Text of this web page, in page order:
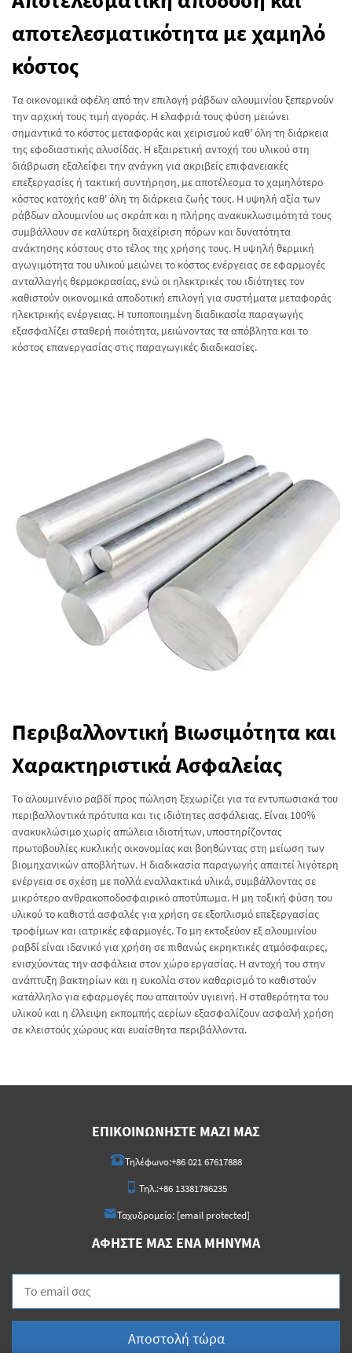
αποτελεσματικότητα με χαμηλό
κόστος
Τα οικονομικά οφέλη από την επιλογή ράβδων αλουμινίου ξεπερνούν
την αρχική τους τιμή αγοράς. Η ελαφριά τους φύση μειώνει
σημαντικά το κόστος μεταφοράς και χειρισμού καθ' όλη τη διάρκεια
της εφοδιαστικής αλυσίδας. Η εξαιρετική αντοχή του υλικού στη
διάβρωση εξαλείφει την ανάγκη για ακριβείς επιφανειακές
επεξεργασίες ή τακτική συντήρηση, με αποτέλεσμα το χαμηλότερο
κόστος κατοχής καθ' όλη τη διάρκεια ζωής τους. Η υψηλή αξία των
ράβδων αλουμινίου ως σκράπ και η πλήρης ανακυκλωσιμότητά τους
συμβάλλουν σε καλύτερη διαχείριση πόρων και δυνατότητα
ανάκτησης κόστους στο τέλος της χρήσης τους. Η υψηλή θερμική
αγωγιμότητα του υλικού μειώνει το κόστος ενέργειας σε εφαρμογές
ανταλλαγής θερμοκρασίας, ενώ οι ηλεκτρικές του ιδιότητες τον
καθιστούν οικονομικά αποδοτική επιλογή για συστήματα μεταφοράς
ηλεκτρικής ενέργειας. Η τυποποιημένη διαδικασία παραγωγής
εξασφαλίζει σταθερή ποιότητα, μειώνοντας τα απόβλητα και το
κόστος επανεργασίας στις παραγωγικές διαδικασίες.
Περιβαλλοντική Βιωσιμότητα και
Χαρακτηριστικά Ασφαλείας
Το αλουμινένιο ραβδί προς πώληση ξεχωρίζει για τα εντυπωσιακά του
περιβαλλοντικά πρότυπα και τις ιδιότητες ασφάλειας. Είναι 100%
ανακυκλώσιμο χωρίς απώλεια ιδιοτήτων, υποστηρίζοντας
πρωτοβουλίες κυκλικής οικονομίας και βοηθώντας στη μείωση των
βιομηχανικών αποβλήτων. Η διαδικασία παραγωγής απαιτεί λιγότερη
ενέργεια σε σχέση με πολλά εναλλακτικά υλικά, συμβάλλοντας σε
μικρότερο ανθρακοποδοσφαιρικό αποτύπωμα. Η μη τοξική φύση του
υλικού το καθιστά ασφαλές για χρήση σε εξοπλισμό επεξεργασίας
τροφίμων και ιατρικές εφαρμογές. Το μη εκτοξεύον εξ αλουμινίου
ραβδί είναι ιδανικό για χρήση σε πιθανώς εκρηκτικές ατμόσφαιρες,
ενισχύοντας την ασφάλεια στον χώρο εργασίας. Η αντοχή του στην
ανάπτυξη βακτηρίων και η ευκολία στον καθαρισμό το καθιστούν
κατάλληλο για εφαρμογές που απαιτούν υγιεινή. Η σταθερότητα του
υλικού και η έλλειψη εκπομπής αερίων εξασφαλίζουν ασφαλή χρήση
σε κλειστούς χώρους και ευαίσθητα περιβάλλοντα.
ΕΠΙΚΟΙΝΩΝΉΣΤΕ ΜΑΖΊ ΜΑΣ
Τηλέφωνο:+86 021 67617888
Τηλ.:+86 13381786235
Ταχυδρομείο: [email protected]
ΑΦΉΣΤΕ ΜΑΣ ΈΝΑ ΜΉΝΥΜΑ
Αποστολή τώρα